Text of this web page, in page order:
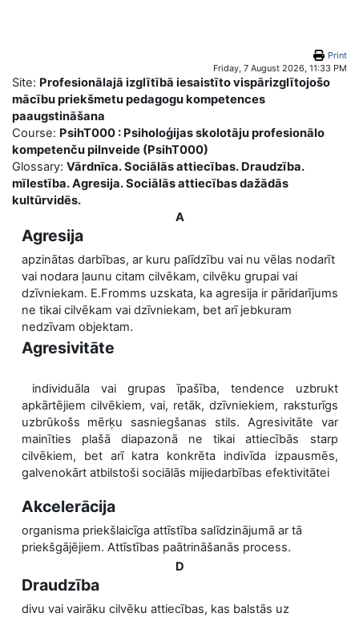
Print
Friday, 7 August 2026, 11:33 PM
Site: Profesionālajā izglītībā iesaistīto vispārizglītojošo
mācību priekšmetu pedagogu kompetences
paaugstināšana
Course: PsihT000 : Psiholoģijas skolotāju profesionālo
kompetenču pilnveide (PsihT000)
Glossary: Vārdnīca. Sociālās attiecības. Draudzība.
mīlestība. Agresija. Sociālās attiecības dažādās
kultūrvidēs.
A
Agresija
apzinātas darbības, ar kuru palīdzību vai nu vēlas nodarīt
vai nodara ļaunu citam cilvēkam, cilvēku grupai vai
dzīvniekam. E.Fromms uzskata, ka agresija ir pāridarījums
ne tikai cilvēkam vai dzīvniekam, bet arī jebkuram
nedzīvam objektam.
Agresivitāte
individuāla vai grupas īpašība, tendence uzbrukt
apkārtējiem cilvēkiem, vai, retāk, dzīvniekiem, raksturīgs
uzbrūkošs mērķu sasniegšanas stils. Agresivitāte var
mainīties plašā diapazonā ne tikai attiecībās starp
cilvēkiem, bet arī katra konkrēta indivīda izpausmēs,
galvenokārt atbilstoši sociālās mijiedarbības efektivitātei
Akcelerācija
organisma priekšlaicīga attīstība salīdzinājumā ar tā
priekšgājējiem. Attīstības paātrināšanās process.
D
Draudzība
divu vai vairāku cilvēku attiecības, kas balstās uz